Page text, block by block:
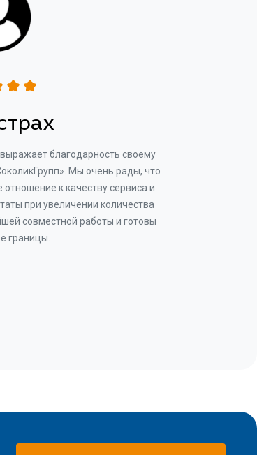
благодарность своему
Мы очень рады, что
к качеству сервиса и
при увеличении количества
совместной работы и готовы
границы.